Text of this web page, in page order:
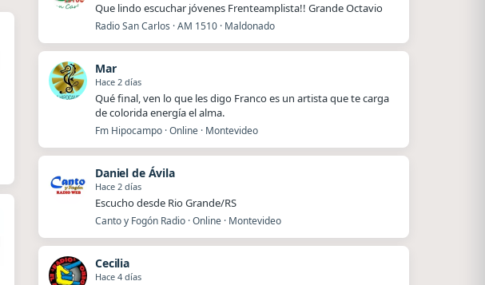
Que lindo escuchar jóvenes Frenteamplista!! Grande Octavio
Radio San Carlos · AM 1510 · Maldonado
Mar
Hace 2 días
Qué final, ven lo que les digo Franco es un artista que te carga
de colorida energía el alma.
Fm Hipocampo · Online · Montevideo
Daniel de Ávila
Hace 2 días
Escucho desde Rio Grande/RS
Canto y Fogón Radio · Online · Montevideo
Cecilia
Hace 4 días